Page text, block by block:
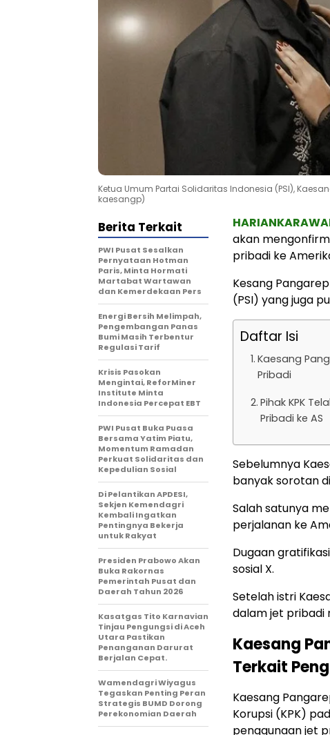
Ketua Umum Partai Solidaritas Indonesia (PSI),
kaesangp)
akan
pribadi ke
Kesang
(PSI) yang juga
Daftar Isi
Kaesang
Pribadi
Pihak KPK
Pribadi ke AS
Sebelumnya
banyak sorotan
Salah satunya
perjalanan ke
Dugaan
sosial X.
Setelah istri
dalam jet pribadi
Kaesang
Terkait
Kaesang
Korupsi (KPK)
penggunaan jet
Berita Terkait
PWI Pusat Sesalkan
Pernyataan Hotman
Paris, Minta Hormati
Martabat Wartawan
dan Kemerdekaan Pers
Energi Bersih Melimpah,
Pengembangan Panas
Bumi Masih Terbentur
Regulasi Tarif
Krisis Pasokan
Mengintai, ReforMiner
Institute Minta
Indonesia Percepat EBT
PWI Pusat Buka Puasa
Bersama Yatim Piatu,
Momentum Ramadan
Perkuat Solidaritas dan
Kepedulian Sosial
Di Pelantikan APDESI,
Sekjen Kemendagri
Kembali Ingatkan
Pentingnya Bekerja
untuk Rakyat
Presiden Prabowo Akan
Buka Rakornas
Pemerintah Pusat dan
Daerah Tahun 2026
Kasatgas Tito Karnavian
Tinjau Pengungsi di Aceh
Utara Pastikan
Penanganan Darurat
Berjalan Cepat.
Wamendagri Wiyagus
Tegaskan Penting Peran
Strategis BUMD Dorong
Perekonomian Daerah